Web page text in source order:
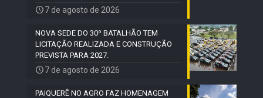
7 de agosto de 2026
NOVA SEDE DO 30º BATALHÃO TEM
LICITAÇÃO REALIZADA E CONSTRUÇÃO
PREVISTA PARA 2027.
7 de agosto de 2026
PAIQUERÊ NO AGRO FAZ HOMENAGEM